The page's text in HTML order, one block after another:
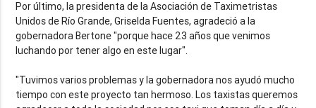
Por último, la presidenta de la Asociación de Taximetristas
Unidos de Río Grande, Griselda Fuentes, agradeció a la
gobernadora Bertone "porque hace 23 años que venimos
luchando por tener algo en este lugar".
"Tuvimos varios problemas y la gobernadora nos ayudó mucho
tiempo con este proyecto tan hermoso. Los taxistas queremos